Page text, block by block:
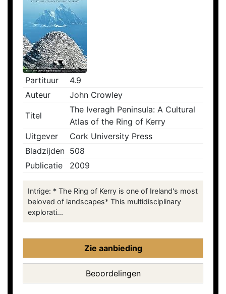
Partituur
4.9
Auteur
John Crowley
Titel
The Iveragh Peninsula: A Cultural
Atlas of the Ring of Kerry
Uitgever
Cork University Press
Bladzijden 508
Publicatie
2009
Intrige: * The Ring of Kerry is one of Ireland's most
beloved of landscapes* This multidisciplinary
explorati...
Zie aanbieding
Beoordelingen